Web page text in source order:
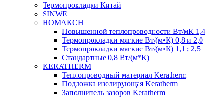
Термопрокладки Китай
SINWE
НОМАКОН
Повышенной теплопроводности Вт/мК 1,4
Термопрокладки мягкие Вт/(м•К) 0,8 и 2,0
Термопрокладки мягкие Вт/(м•К) 1,1 ; 2,5
Стандартные 0,8 Вт/(м*К)
KERATHERM
Теплопроводный материал Keratherm
Подложка изолирующая Keratherm
Заполнитель зазоров Keratherm